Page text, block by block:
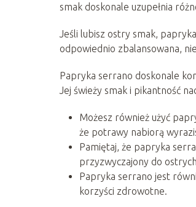
smak doskonale uzupełnia
Jeśli lubisz ostry smak,
odpowiednio zbalansowana,
Papryka serrano doskonale
Jej świeży smak i pikantność
Możesz również użyć
że potrawy nabiorą
Pamiętaj, że papryka
przyzwyczajony do
Papryka serrano jest
korzyści zdrowotne.